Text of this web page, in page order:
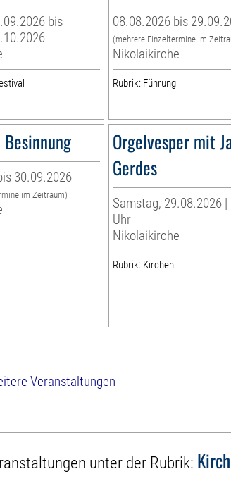
bis
08.08.2026 bis
(mehrere Einzeltermine im
Nikolaikirche
Rubrik: Führung
30.09.2026
im Zeitraum)
Orgelvesper mit
Gerdes
Samstag, 29.08.2026 |
Uhr
Nikolaikirche
Rubrik: Kirchen
Veranstaltungen
unter der Rubrik: